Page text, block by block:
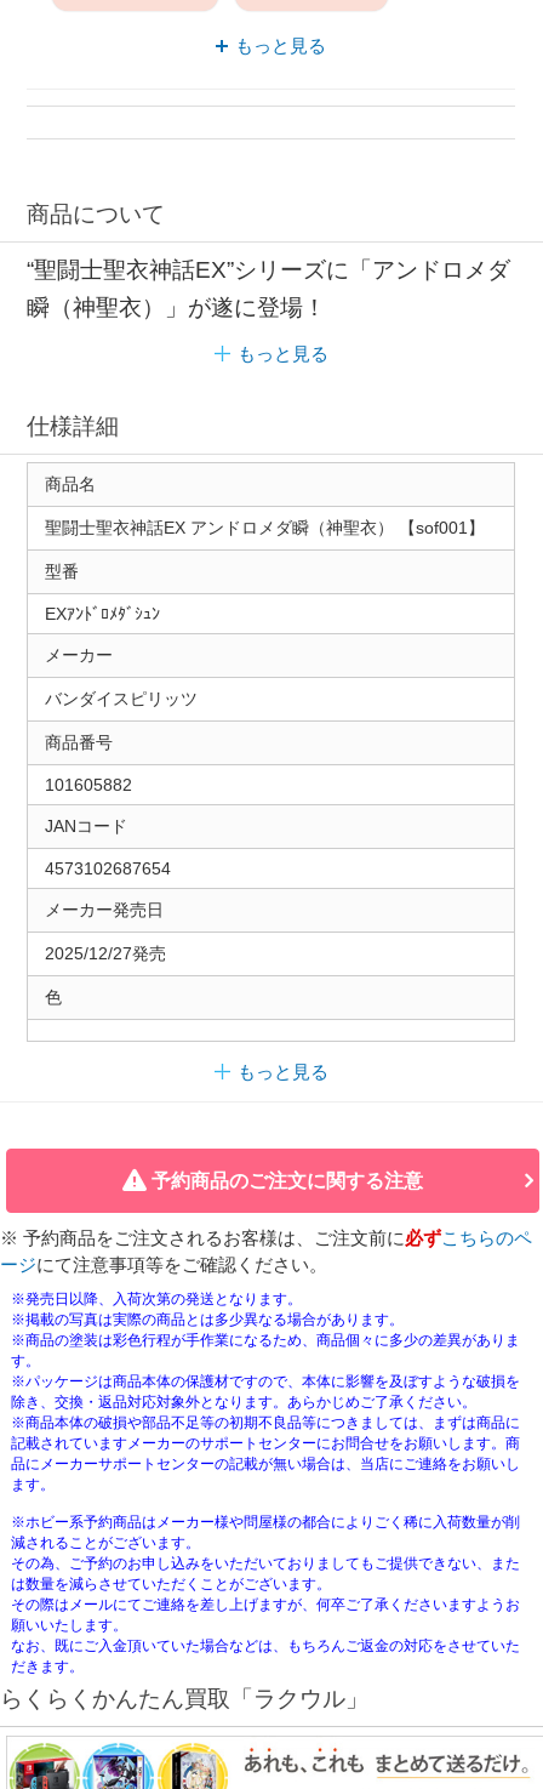
フィギュア アニメーション
もっと見る
商品について
“聖闘士聖衣神話EX”シリーズに「アンドロメダ
瞬（神聖衣）」が遂に登場！
もっと見る
仕様詳細
商品名
聖闘士聖衣神話EX アンドロメダ瞬（神聖衣） 【sof001】
型番
EXｱﾝﾄﾞﾛﾒﾀﾞｼｭﾝ
メーカー
バンダイスピリッツ
商品番号
101605882
JANコード
4573102687654
メーカー発売日
2025/12/27発売
色
もっと見る
予約商品のご注文に関する注意
※ 予約商品をご注文されるお客様は、ご注文前に必ずこちらのペ
ージにて注意事項等をご確認ください。
※発売日以降、入荷次第の発送となります。
※掲載の写真は実際の商品とは多少異なる場合があります。
※商品の塗装は彩色行程が手作業になるため、商品個々に多少の差異がありま
す。
※パッケージは商品本体の保護材ですので、本体に影響を及ぼすような破損を
除き、交換・返品対応対象外となります。あらかじめご了承ください。
※商品本体の破損や部品不足等の初期不良品等につきましては、まずは商品に
記載されていますメーカーのサポートセンターにお問合せをお願いします。商
品にメーカーサポートセンターの記載が無い場合は、当店にご連絡をお願いし
ます。
※ホビー系予約商品はメーカー様や問屋様の都合によりごく稀に入荷数量が削
減されることがございます。
その為、ご予約のお申し込みをいただいておりましてもご提供できない、また
は数量を減らさせていただくことがございます。
その際はメールにてご連絡を差し上げますが、何卒ご了承くださいますようお
願いいたします。
なお、既にご入金頂いていた場合などは、もちろんご返金の対応をさせていた
だきます。
らくらくかんたん買取「ラクウル」